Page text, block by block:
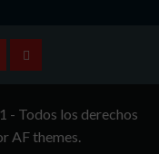
TÉRMINOS
CONDICIONES
- Todos los derechos
AF themes.